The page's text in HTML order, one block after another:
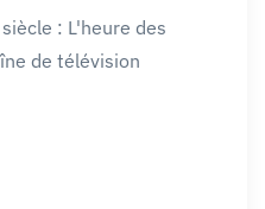
: L'heure des
de télévision